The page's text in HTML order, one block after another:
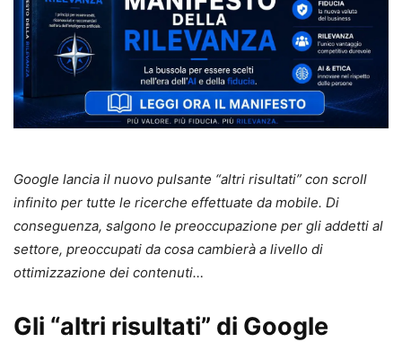
Google lancia il nuovo pulsante “altri risultati” con scroll
infinito per tutte le ricerche effettuate da mobile. Di
conseguenza, salgono le preoccupazione per gli addetti al
settore, preoccupati da cosa cambierà a livello di
ottimizzazione dei contenuti…
Gli “altri risultati” di Google